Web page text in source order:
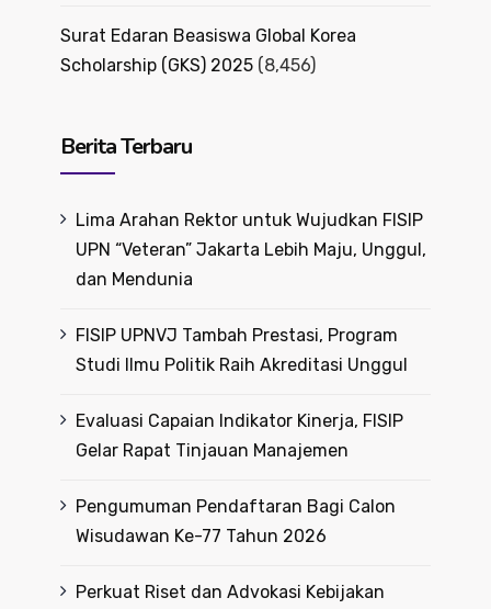
Surat Edaran Beasiswa Global Korea
Scholarship (GKS) 2025 (8,456)
Berita Terbaru
Lima Arahan Rektor untuk Wujudkan FISIP
UPN “Veteran” Jakarta Lebih Maju, Unggul,
dan Mendunia
FISIP UPNVJ Tambah Prestasi, Program
Studi Ilmu Politik Raih Akreditasi Unggul
Evaluasi Capaian Indikator Kinerja, FISIP
Gelar Rapat Tinjauan Manajemen
Pengumuman Pendaftaran Bagi Calon
Wisudawan Ke-77 Tahun 2026
Perkuat Riset dan Advokasi Kebijakan